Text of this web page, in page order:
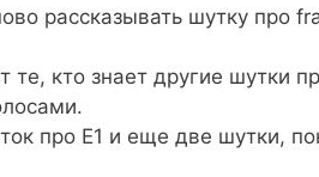
рассказывать шутку про
кто знает другие шутки
про Е1 и еще две шутки,